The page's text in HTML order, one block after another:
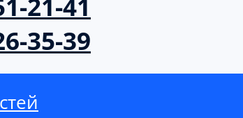
35-39